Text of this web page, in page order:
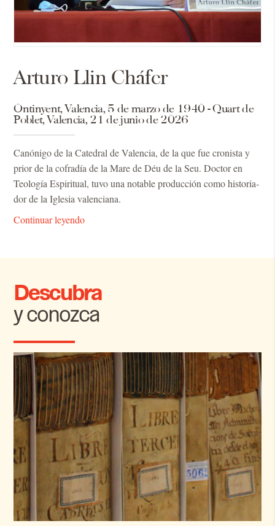
Arturo Llin Cháfer
Ontinyent, Valencia, 5 de marzo de 1940 - Quart de
Poblet, Valencia, 21 de junio de 2026
Ca­nó­ni­go de la Ca­te­dral de Va­len­cia, de la que fue cro­nis­ta y
prior de la co­fra­día de la Mare de Déu de la Seu. Doc­tor en
Teo­lo­gía Es­pi­ri­tual, tuvo una no­ta­ble pro­duc­ción como his­to­ria­
dor de la Igle­sia va­len­cia­na.
Continuar leyendo
Descubra
y conozca